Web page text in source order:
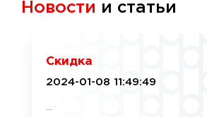
Новости и статьи
Скидка
2024-01-08 11:49:49